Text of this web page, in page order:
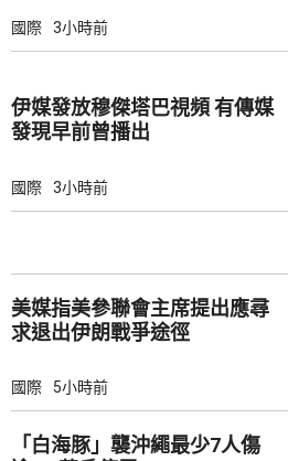
國際 3小時前
伊媒發放穆傑塔巴視頻 有傳媒
發現早前曾播出
國際 3小時前
美媒指美參聯會主席提出應尋
求退出伊朗戰爭途徑
國際 5小時前
「白海豚」襲沖繩最少7人傷